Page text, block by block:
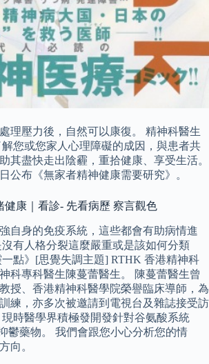
理壓力後，自然可以康復。 精神科醫生
您或您家人心理障礙的成因，與患者共
其盡快走出陰霾，重拾健康、享受生活。
公布《無家者精神健康需要研究》。
健康｜看診- 先看病歷 察言觀色
自身的免疫系統，這些都會有助病情進
有人格分裂這麼嚴重或是該如何分類
點》[思覺失調主題] RTHK 香港精神科
科專科醫生陳蔓蕾醫生。 陳蔓蕾醫生曾
授、香港精神科醫學院榮譽臨床導師，為
練，亦多次被邀請到電視台及雜誌接受訪
時醫學界積極發開發針對谷氨酸系統
抑鬱藥物。 我們會跟您小心分析您的情
向。